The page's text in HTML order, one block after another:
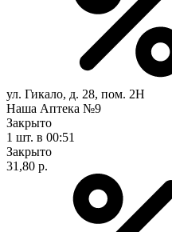
ул. Гикало, д. 28, пом. 2Н
Наша Аптека №9
Закрыто
1 шт. в 00:51
Закрыто
31,80 р.